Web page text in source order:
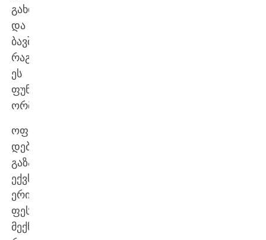
გახდნენ
და
ბავშვთა
რაგბში
ეს
ფუნქცია
ორმაგდება…
ოფიციალური
დებიუტი
გაზაფხულზე,
ექვსი
ერის
ფესტივალზე
მექნება.